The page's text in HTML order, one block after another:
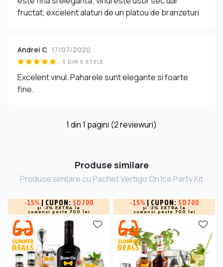
fructat, excelent alaturi de un platou de branzeturi
Andrei C 17/07/2020
5 DIN 5 STELE
Excelent vinul. Paharele sunt elegante si foarte
fine.
1 din1 pagini (2 reviewuri)
Produse similare
Produse similare cu Pachet Vertigo On Ice Party Kit
-15% | CUPON: SD700
și -3% EXTRA la
comenzi peste 700 lei
-15% | CUPON: SD700
și -3% EXTRA la
comenzi peste 700 lei